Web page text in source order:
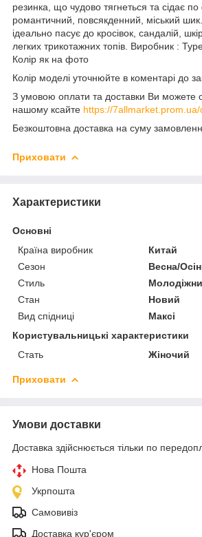
резинка, що чудово тягнеться та сідає по
романтичний, повсякденний, міський
ідеально пасує до кросівок, сандалій,
легких трикотажних топів. Виробник :
Колір як на фото
Колір моделі уточнюйте в коментарі до
З умовою оплати та доставки Ви можете
нашому ксайте https://
Безкоштовна доставка на суму
Приховати
Характеристики
Основні
Країна виробник
Китай
Сезон
Весна/
Стиль
Стан
Новий
Вид спідниці
Максі
Користувальницькі характеристики
Стать
Жіночий
Приховати
Умови доставки
Доставка здійснюється тільки по
Нова Пошта
Укрпошта
Самовивіз
Доставка кур'єром